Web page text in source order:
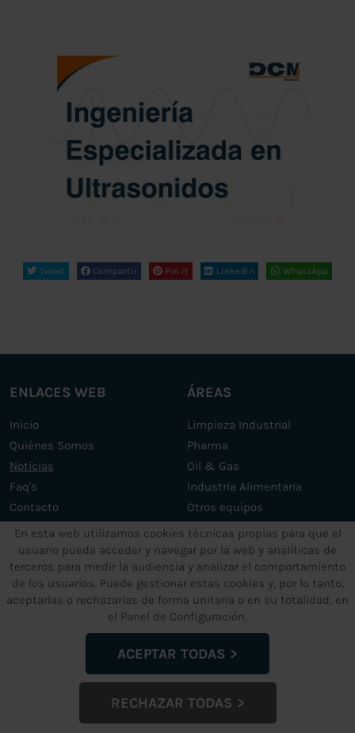
Tweet Compartir Pin it Linkedin WhatsApp
En esta web utilizamos cookies técnicas propias para que el
usuario pueda acceder y navegar por la web y analíticas de
terceros para medir la audiencia y analizar el comportamiento
de los usuarios. Puede gestionar estas cookies y, por lo tanto,
aceptarlas o rechazarlas de forma unitaria o en su totalidad, en
el Panel de Configuración.
ACEPTAR TODAS
RECHAZAR TODAS
ENLACES WEB
Inicio
Quiénes Somos
Noticias
Faq's
Contacto
ÁREAS
Limpieza Industrial
Pharma
Oil & Gas
Industria Alimentaria
Otros equipos
Servicios
OTROS SERVICIOS
Soporte y mantenimiento
Máquinas de ultrasonidos a
TEXTOS LEGALES
Aviso Legal
Política de Privacidad de
Datos
Política de Cookies
Configuración de Cookies